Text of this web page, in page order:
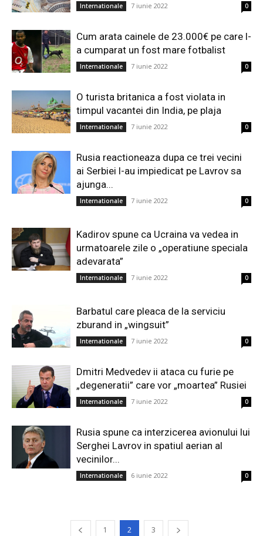
Internationale 7 iunie 2022 0
Cum arata cainele de 23.000€ pe care l-
a cumparat un fost mare fotbalist
Internationale 7 iunie 2022 0
O turista britanica a fost violata in
timpul vacantei din India, pe plaja
Internationale 7 iunie 2022 0
Rusia reactioneaza dupa ce trei vecini
ai Serbiei l-au impiedicat pe Lavrov sa
ajunga...
Internationale 7 iunie 2022 0
Kadirov spune ca Ucraina va vedea in
urmatoarele zile o „operatiune speciala
adevarata”
Internationale 7 iunie 2022 0
Barbatul care pleaca de la serviciu
zburand in „wingsuit”
Internationale 7 iunie 2022 0
Dmitri Medvedev ii ataca cu furie pe
„degeneratii” care vor „moartea” Rusiei
Internationale 7 iunie 2022 0
Rusia spune ca interzicerea avionului lui
Serghei Lavrov in spatiul aerian al
vecinilor...
Internationale 6 iunie 2022 0
1 2 3